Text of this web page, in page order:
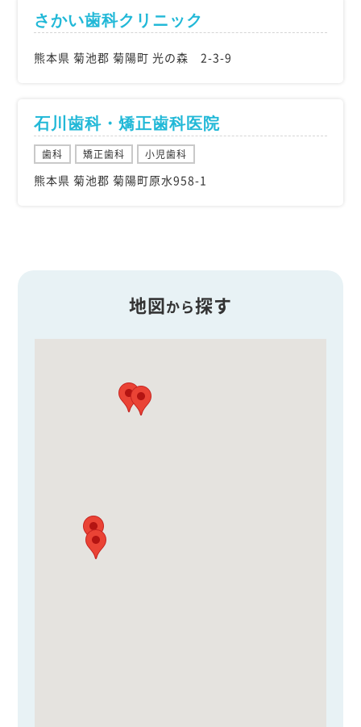
さかい歯科クリニック
熊本県 菊池郡 菊陽町 光の森 2-3-9
石川歯科・矯正歯科医院
歯科 矯正歯科 小児歯科
熊本県 菊池郡 菊陽町原水958-1
地図から探す